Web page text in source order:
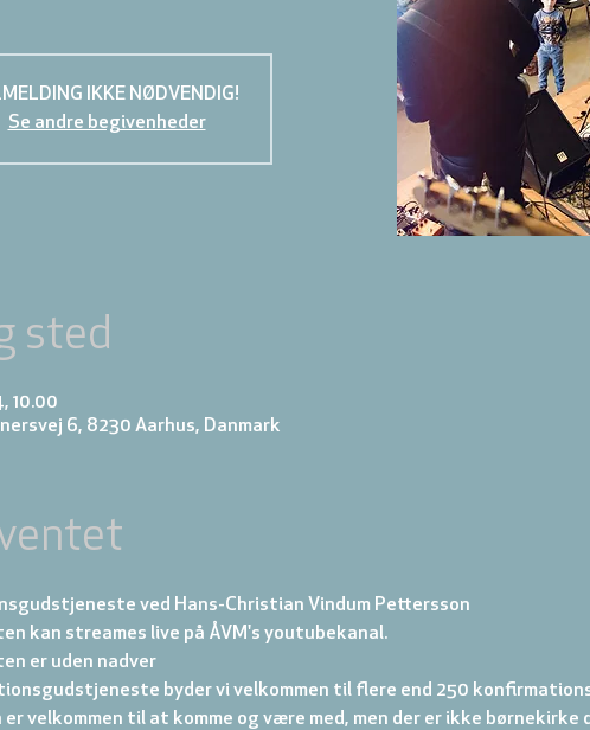
IKKE NØDVENDIG!
Se andre begivenheder
sted
10.00
6, 8230 Aarhus, Danmark
ved Hans-Christian Vindum Pettersson
kan streames live på ÅVM's youtubekanal.
er uden nadver
byder vi velkommen til flere end 250
er velkommen til at komme og være med, men der er ikke børnekirke